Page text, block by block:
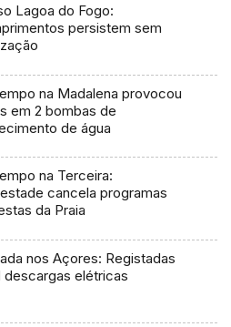
Lagoa do Fogo:
persistem sem
na Madalena provocou
em 2 bombas de
de água
na Terceira:
cancela programas
da Praia
nos Açores: Registadas
descargas elétricas